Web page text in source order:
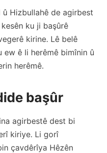
Hizbullahê de agirbest
ku ji başûrê
kirine. Lê belê
ew ê li herêmê bimînin û
herêmê.
başûr
agirbestê dest bi
kiriye. Li gorî
çavdêrîya Hêzên